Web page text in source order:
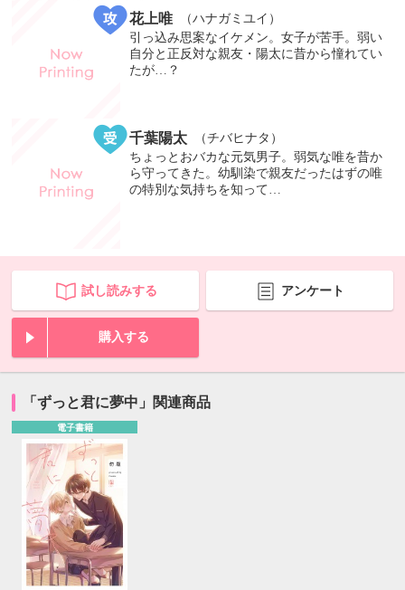
花上唯
（ハナガミユイ）
引っ込み思案なイケメン。女子が苦手。弱い
自分と正反対な親友・陽太に昔から憧れてい
たが…？
千葉陽太
（チバヒナタ）
ちょっとおバカな元気男子。弱気な唯を昔か
ら守ってきた。幼馴染で親友だったはずの唯
の特別な気持ちを知って…
試し読みする アンケート
購入する
「ずっと君に夢中」関連商品
電子書籍